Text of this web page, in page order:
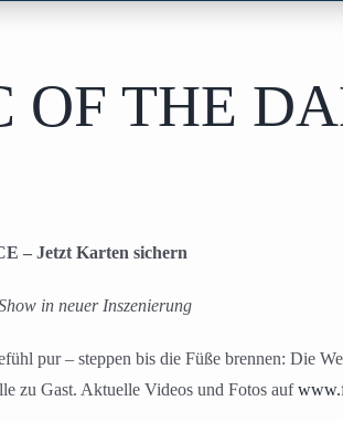
OF THE
– Jetzt Karten sichern
in neuer Inszenierung
pur – steppen bis die Füße brennen: Die
zu Gast. Aktuelle Videos und Fotos auf